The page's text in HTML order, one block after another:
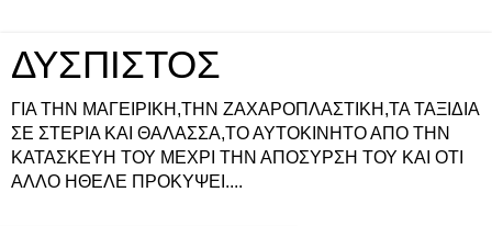
ΔΥΣΠΙΣΤΟΣ
ΓΙΑ ΤΗΝ ΜΑΓΕΙΡΙΚΗ,ΤΗΝ ΖΑΧΑΡΟΠΛΑΣΤΙΚΗ,ΤΑ ΤΑΞΙΔΙΑ
ΣΕ ΣΤΕΡΙΑ ΚΑΙ ΘΑΛΑΣΣΑ,ΤΟ ΑΥΤΟΚΙΝΗΤΟ ΑΠΟ ΤΗΝ
ΚΑΤΑΣΚΕΥΗ ΤΟΥ ΜΕΧΡΙ ΤΗΝ ΑΠΟΣΥΡΣΗ ΤΟΥ ΚΑΙ ΟΤΙ
ΑΛΛΟ ΗΘΕΛΕ ΠΡΟΚΥΨΕΙ....